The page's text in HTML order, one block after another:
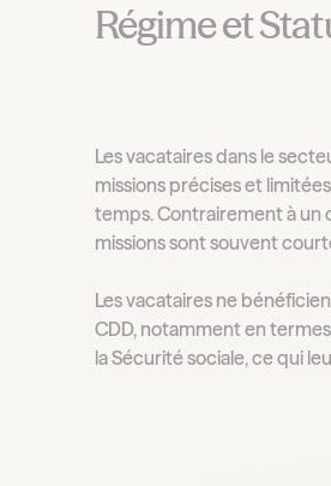
Régime et
Les vacataires dans le
missions précises et
temps. Contrairement à un
missions sont souvent
Les vacataires ne
CDD, notamment en
la Sécurité sociale, ce qui